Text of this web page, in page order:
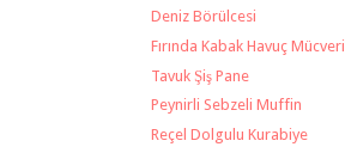
Deniz Börülcesi
Fırında Kabak Havuç Mücveri
Tavuk Şiş Pane
Peynirli Sebzeli Muffin
Reçel Dolgulu Kurabiye